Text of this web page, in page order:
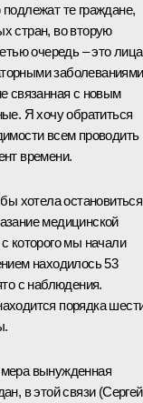
те граждане,
стран, во вторую
очередь – это
заболеваниями
связанная с новым
Я хочу обратиться
всем проводить
времени.
хотела
медицинской
которого мы начали
находилось 53
с наблюдения.
порядка
вынужденная
в этой связи (Сергей